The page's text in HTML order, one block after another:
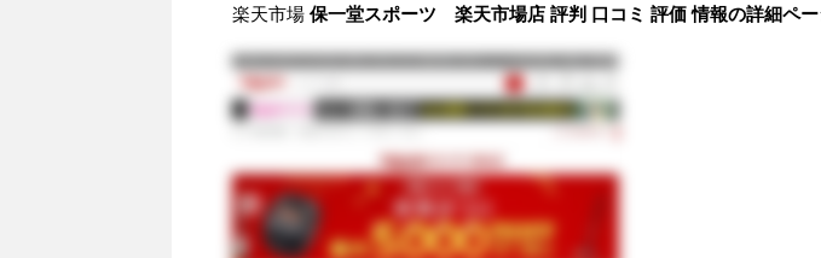
楽天市場 保一堂スポーツ 楽天市場店 評判 口コミ 評価 情報の詳細ペ